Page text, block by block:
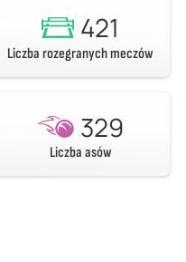
421
Liczba rozegranych meczów
329
Liczba asów